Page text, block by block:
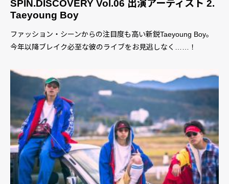
SPIN.DISCOVERY Vol.06 出演アーティスト 2.
Taeyoung Boy
ファッション・シーンからの注目度も高い新鋭Taeyoung Boy。
今年以降ブレイク必至な彼のライブをお見逃しなく……！